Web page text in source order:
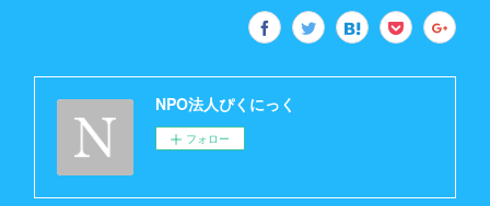
NPO法人ぴくにっく
フォロー